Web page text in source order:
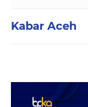
Kabar Aceh